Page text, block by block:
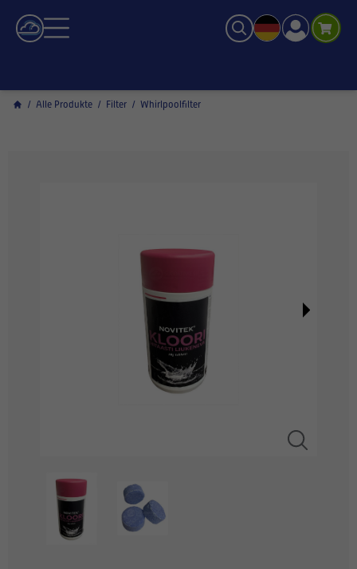
/ Alle Produkte / Filter / Whirlpoolfilter